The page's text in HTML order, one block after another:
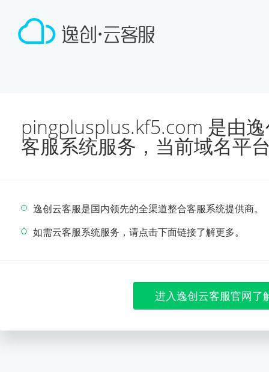
pingplusplus.kf5.com 是由
客服系统服务，当前域名平
逸创云客服是国内领先的全渠道整合客服系统提供商。
如需云客服系统服务，请点击下面链接了解更多。
进入逸创云客服官网了